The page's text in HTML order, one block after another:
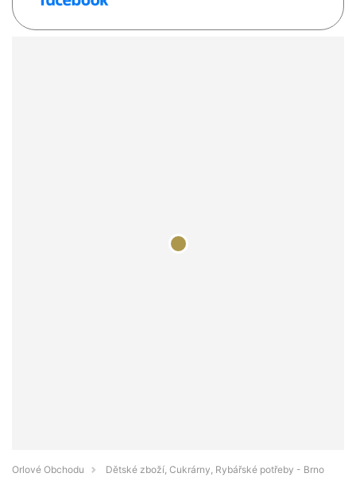
Orlové Obchodu
Dětské zboží, Cukrárny, Rybářské potřeby - Brno